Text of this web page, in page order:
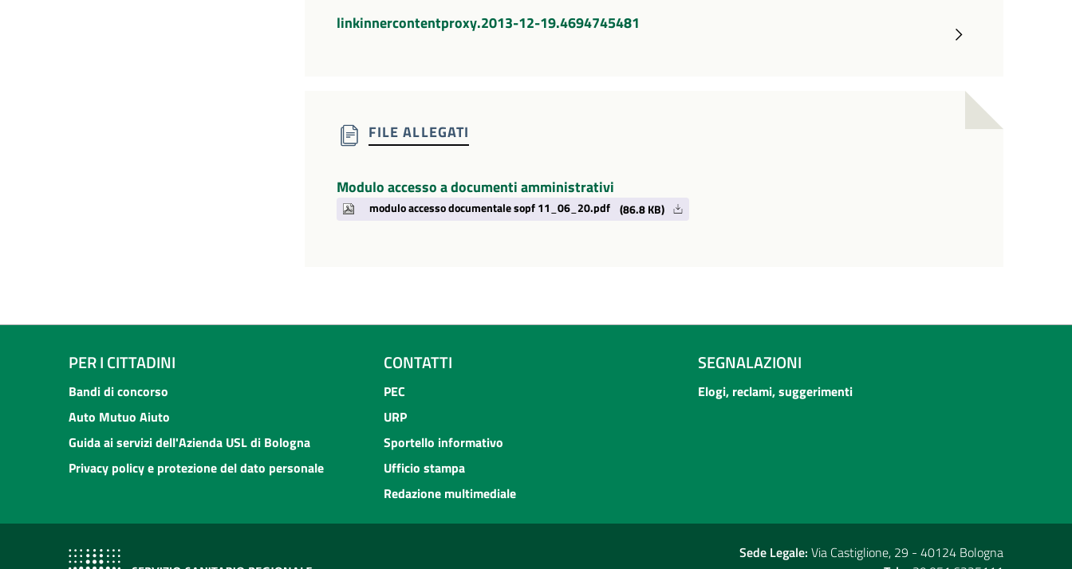
linkinnercontentproxy.2013-12-19.4694745481
FILE ALLEGATI
Modulo accesso a documenti amministrativi
modulo accesso documentale sopf 11_06_20.pdf (86.8 KB)
PER I CITTADINI
Bandi di concorso
Auto Mutuo Aiuto
Guida ai servizi dell'Azienda USL di Bologna
Privacy policy e protezione del dato personale
CONTATTI
PEC
URP
Sportello informativo
Ufficio stampa
Redazione multimediale
SEGNALAZIONI
Elogi, reclami, suggerimenti
Sede Legale: Via Castiglione, 29 - 40124 Bologna